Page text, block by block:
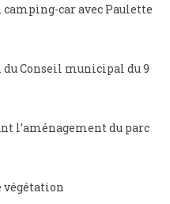
car avec Paulette
Conseil municipal du 9
l’aménagement du parc
végétation